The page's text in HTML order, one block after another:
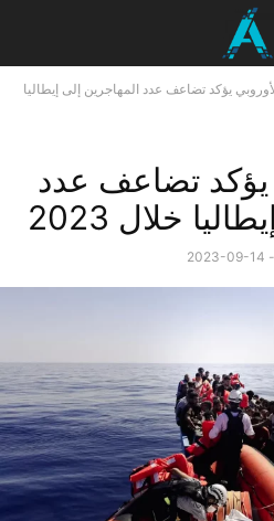
يؤكد تضاعف عدد المهاجرين إلى إيطاليا
يؤكد تضاعف عدد
خلال 2023
-
2023-09-14